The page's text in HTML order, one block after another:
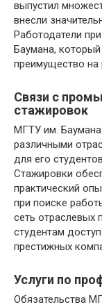
выпустил
внесли
Работодатели
Баумана,
преимущество на
Связи с
стажировок
МГТУ им. Баумана
различными
для его
Стажировки
практический
при поиске
сеть отраслевых
студентам
престижных
Услуги по
Обязательства